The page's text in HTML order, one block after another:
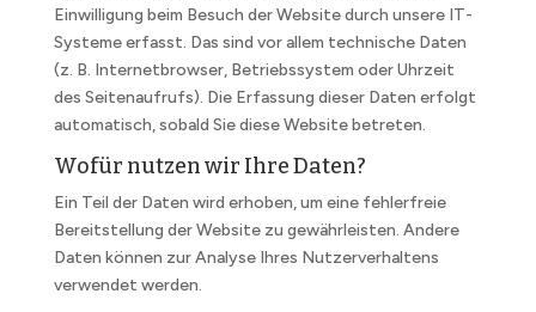
Einwilligung beim Besuch der Website durch unsere IT-
Systeme erfasst. Das sind vor allem technische Daten
(z. B. Internetbrowser, Betriebssystem oder Uhrzeit
des Seitenaufrufs). Die Erfassung dieser Daten erfolgt
automatisch, sobald Sie diese Website betreten.
Wofür nutzen wir Ihre Daten?
Ein Teil der Daten wird erhoben, um eine fehlerfreie
Bereitstellung der Website zu gewährleisten. Andere
Daten können zur Analyse Ihres Nutzerverhaltens
verwendet werden.